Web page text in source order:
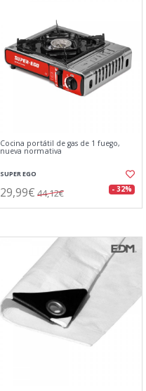
Cocina portátil de gas de 1 fuego,
nueva normativa
SUPER EGO
29,99€ 44,12€ - 32%